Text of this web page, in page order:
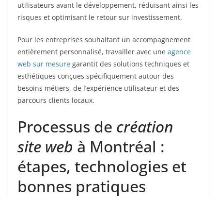
utilisateurs avant le développement, réduisant ainsi les
risques et optimisant le retour sur investissement.
Pour les entreprises souhaitant un accompagnement
entièrement personnalisé, travailler avec une agence
web sur mesure garantit des solutions techniques et
esthétiques conçues spécifiquement autour des
besoins métiers, de l’expérience utilisateur et des
parcours clients locaux.
Processus de création
site web à Montréal :
étapes, technologies et
bonnes pratiques